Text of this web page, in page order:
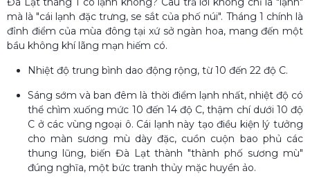
mà là "cái lạnh đặc trưng, se sắt của phố núi". Tháng 1 chính là
đỉnh điểm của mùa đông tại xứ sở ngàn hoa, mang đến một
bầu không khí lãng mạn hiếm có.
Nhiệt độ trung bình dao động rộng, từ 10 đến 22 độ C.
Sáng sớm và ban đêm là thời điểm lạnh nhất, nhiệt độ có
thể chìm xuống mức 10 đến 14 độ C, thậm chí dưới 10 độ
C ở các vùng ngoại ô. Cái lạnh này tạo điều kiện lý tưởng
cho màn sương mù dày đặc, cuồn cuộn bao phủ các
thung lũng, biến Đà Lạt thành "thành phố sương mù"
đúng nghĩa, một bức tranh thủy mặc huyền ảo.